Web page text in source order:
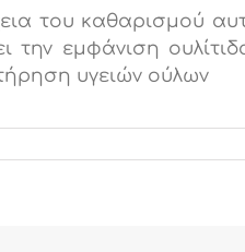
του καθαρισμού
εμφάνιση
υγειών ούλων